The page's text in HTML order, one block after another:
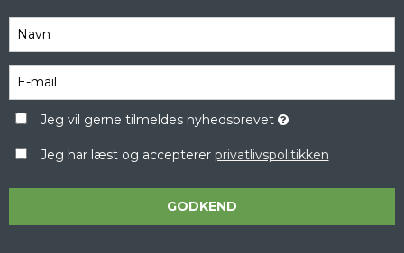
Jeg vil gerne tilmeldes nyhedsbrevet
Jeg har læst og accepterer privatlivspolitikken
GODKEND